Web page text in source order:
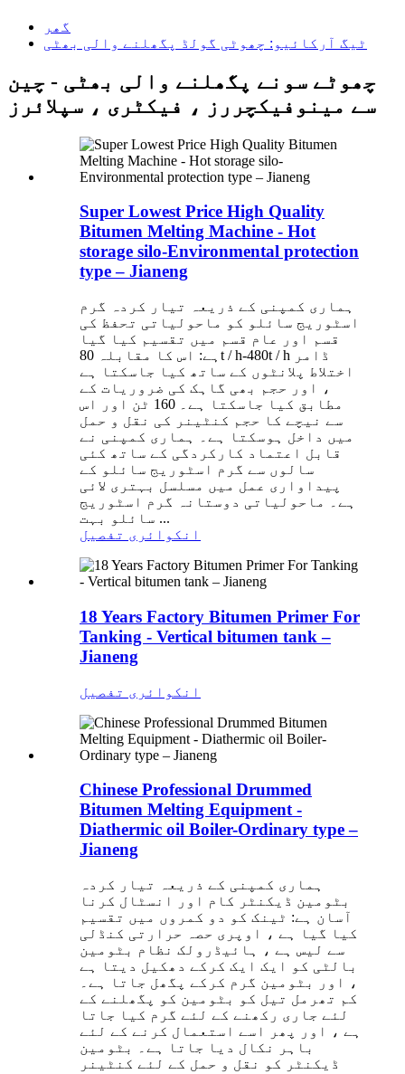
گھر
ٹیگ آرکائیو: چھوٹی گولڈ پگھلنے والی بھٹی
چھوٹے سونے پگھلنے والی بھٹی - چین
سے مینوفیکچررز ، فیکٹری ، سپلائرز
Super Lowest Price High Quality
Bitumen Melting Machine - Hot
storage silo-Environmental protection
type – Jianeng
ہماری کمپنی کے ذریعہ تیار کردہ گرم
اسٹوریج سائلو کو ماحولیاتی تحفظ کی
قسم اور عام قسم میں تقسیم کیا گیا
ہے: اس کا مقابلہ 80t / h-480t / h ڈامر
اختلاط پلانٹوں کے ساتھ کیا جاسکتا ہے
، اور حجم بھی گاہک کی ضروریات کے
مطابق کیا جاسکتا ہے۔ 160 ٹن اور اس
سے نیچے کا حجم کنٹینر کی نقل و حمل
میں داخل ہوسکتا ہے۔ ہماری کمپنی نے
قابل اعتماد کارکردگی کے ساتھ کئی
سالوں سے گرم اسٹوریج سائلو کے
پیداواری عمل میں مسلسل بہتری لائی
ہے۔ ماحولیاتی دوستانہ گرم اسٹوریج
سائلو بہت ...
انکوائری تفصیل
18 Years Factory Bitumen Primer For
Tanking - Vertical bitumen tank –
Jianeng
انکوائری تفصیل
Chinese Professional Drummed
Bitumen Melting Equipment -
Diathermic oil Boiler-Ordinary type –
Jianeng
ہماری کمپنی کے ذریعہ تیار کردہ
بٹومین ڈیکنٹر کام اور انسٹال کرنا
آسان ہے: ٹینک کو دو کمروں میں تقسیم
کیا گیا ہے ، اوپری حصہ حرارتی کنڈلی
سے لیس ہے ، ہائیڈرولک نظام بٹومین
بالٹی کو ایک ایک کرکے دھکیل دیتا ہے
، اور بٹومین گرم کرکے پگھل جاتا ہے۔
کم تھرمل تیل کو بٹومین کو پگھلنے کے
لئے جاری رکھنے کے لئے گرم کیا جاتا
ہے ، اور پھر اسے استعمال کرنے کے لئے
باہر نکال دیا جاتا ہے۔ بٹومین
ڈیکنٹر کو نقل و حمل کے لئے کنٹینر